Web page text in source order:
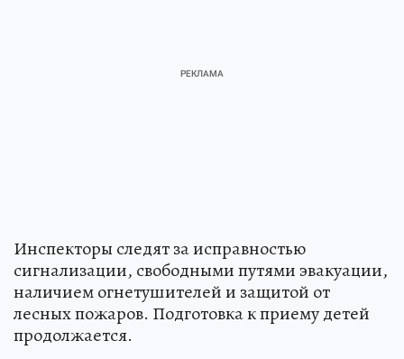
Инспекторы следят за исправностью
сигнализации, свободными путями эвакуации,
наличием огнетушителей и защитой от
лесных пожаров. Подготовка к приему детей
продолжается.